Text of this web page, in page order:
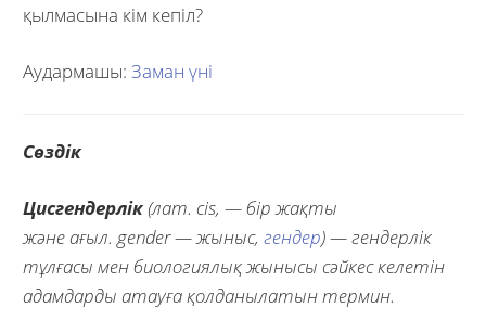
қылмасына кім кепіл?
Аудармашы: Заман үні
Сөздік
Цисгендерлік(лат. cis, — бір жақты
және ағыл. gender — жыныс, гендер) — гендерлік
тұлғасы мен биологиялық жынысы сәйкес келетін
адамдарды атауға қолданылатын термин.